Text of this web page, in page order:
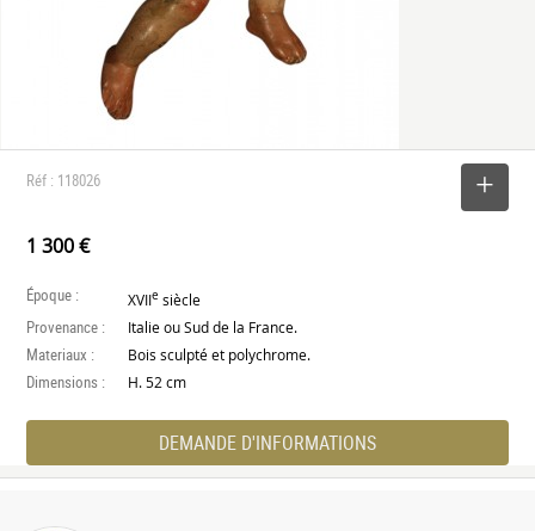
Réf : 118026
1 300 €
Époque : XVIIe siècle
Provenance : Italie ou Sud de la France.
Materiaux : Bois sculpté et polychrome.
Dimensions : H. 52 cm
DEMANDE D'INFORMATIONS